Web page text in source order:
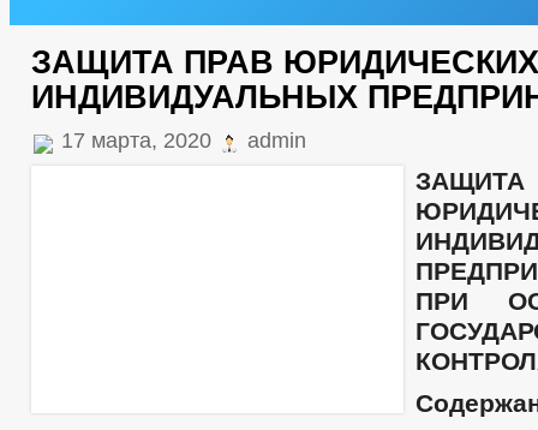
ЗАЩИТА ПРАВ
ИНДИВИДУАЛЬНЫХ
17 марта, 2020 admin
ПРИ